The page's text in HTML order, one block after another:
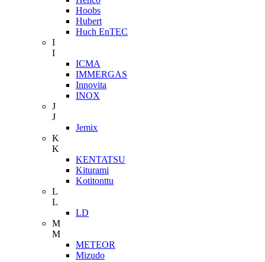
Hoobs
Hubert
Huch EnTEC
I
I
ICMA
IMMERGAS
Innovita
INOX
J
J
Jemix
K
K
KENTATSU
Kiturami
Kotitonttu
L
L
LD
M
M
METEOR
Mizudo